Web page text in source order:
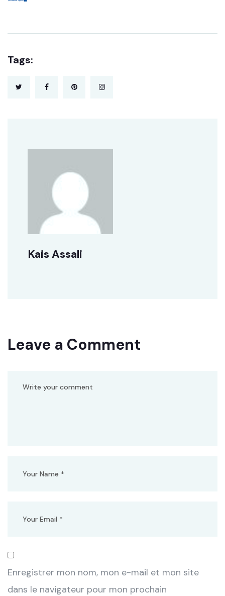
Tags:
Kais Assali
Leave a Comment
Enregistrer mon nom, mon e-mail et mon site
dans le navigateur pour mon prochain